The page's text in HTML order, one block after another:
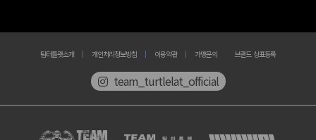
팀터틀랫소개 개인처리정보방침 이용약관 가맹문의 브랜드 상표등록
team_turtlelat_official